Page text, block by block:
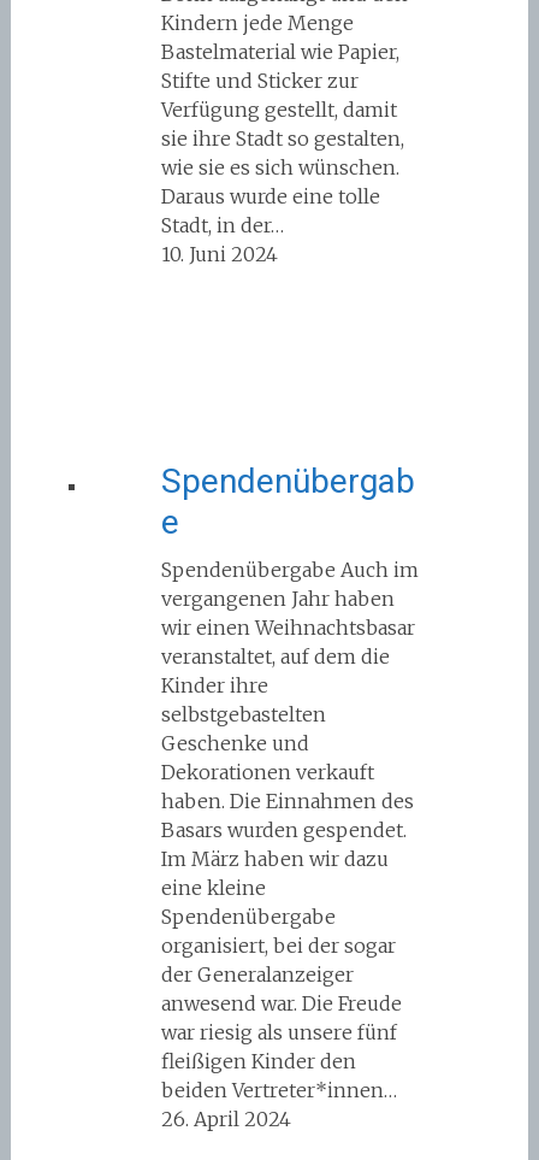
Kindern jede Menge
Bastelmaterial wie Papier,
Stifte und Sticker zur
Verfügung gestellt, damit
sie ihre Stadt so gestalten,
wie sie es sich wünschen.
Daraus wurde eine tolle
Stadt, in der…
10. Juni 2024
Spendenübergab
e
Spendenübergabe Auch im
vergangenen Jahr haben
wir einen Weihnachtsbasar
veranstaltet, auf dem die
Kinder ihre
selbstgebastelten
Geschenke und
Dekorationen verkauft
haben. Die Einnahmen des
Basars wurden gespendet.
Im März haben wir dazu
eine kleine
Spendenübergabe
organisiert, bei der sogar
der Generalanzeiger
anwesend war. Die Freude
war riesig als unsere fünf
fleißigen Kinder den
beiden Vertreter*innen…
26. April 2024